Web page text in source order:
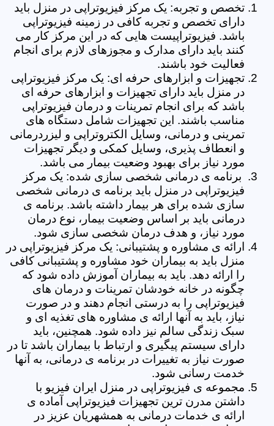
تخصص و تجربه: یک مرکز فیزیوتراپی در منزل باید
دارای تخصص و تجربه کافی در زمینه فیزیوتراپی
باشد. فیزیوتراپیست هایی که در این مرکز کار می
کنند باید دارای مدارک و مجوزهای لازم برای انجام
فعالیت خود باشند.
تجهیزات و ابزارهای حرفه ای: یک مرکز فیزیوتراپی
در منزل باید دارای تجهیزات و ابزارهای حرفه ای
باشد که برای انجام تمرینات و درمان فیزیوتراپی
مناسب باشند. این تجهیزات شامل دستگاه های
تمرینی و درمانی، وسایل الکتروتراپی و لیزردرمانی
و انعطاف پذیری، وسایل کمکی و دیگر تجهیزات
مورد نیاز برای بهبود وضعیت بیمار می باشد.
برنامه ی درمانی شخصی سازی شده: یک مرکز
فیزیوتراپی در منزل باید برنامه ی درمانی شخصی
سازی شده برای هر بیمار داشته باشد. برنامه ی
درمانی باید بر اساس وضعیت بیمار، نوع درمان
مورد نیاز، و هدف درمان شخصی سازی شود.
ارائه ی مشاوره و پشتیبانی: یک مرکز فیزیوتراپی در
منزل باید به بیماران خود مشاوره و پشتیبانی کافی
را ارائه دهد. باید به بیماران آموزش داده شود که
چگونه در خانه خودشان تمرینات و درمان های
فیزیوتراپی را به درستی انجام دهند و در صورت
نیاز، باید به آنها ارائه ی مشاوره های تغذیه ای و
سبک زندگی سالم نیز داده شود. همچنین، باید
دارای سیستم پیگیری و ارتباط با بیماران باشد تا در
صورت نیاز به تغییرات در برنامه ی درمانی، به آنها
خدمت رسانی شود.
مجموعه ی فیزیوتراپی در منزل ایران فیزیو با
داشتن مدرن ترین تجهیزات فیزیوتراپی آماده ی
ارائه ی خدمات درمانی به همشهریان عزیز در